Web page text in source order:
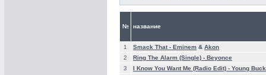
№ название
1 Smack That - Eminem & Akon
2
Ring The Alarm (Single) - Beyonce
3
I Know You Want Me (Radio Edit) - Young Buck